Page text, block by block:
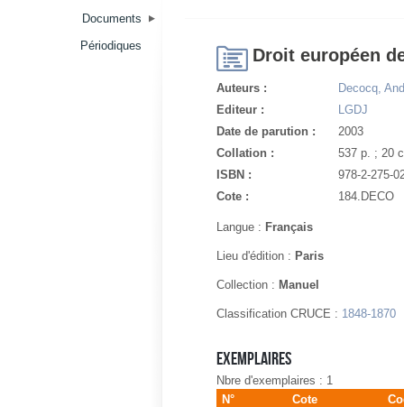
Documents
Périodiques
H Droit européen
Auteurs :
Decocq,
Editeur :
LGDJ
Date de parution :
2003
Collation :
537 p. ; 20
ISBN :
978-2-275-
Cote :
184.DECO
Langue : Français
Lieu d'édition : Paris
Collection : Manuel
Classification CRUCE : 1848-1870
Exemplaires
Nbre d'exemplaires : 1
N°
Cote